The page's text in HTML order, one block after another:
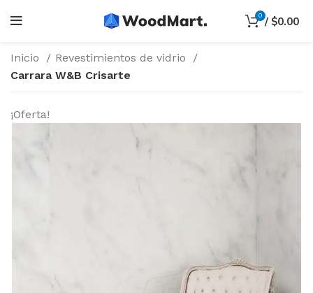
0 / $0.00
Inicio
Revestimientos de vidrio
Carrara W&B Crisarte
¡Oferta!